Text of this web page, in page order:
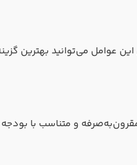
عوامل می‌توانید بهترین
و متناسب با بودجه